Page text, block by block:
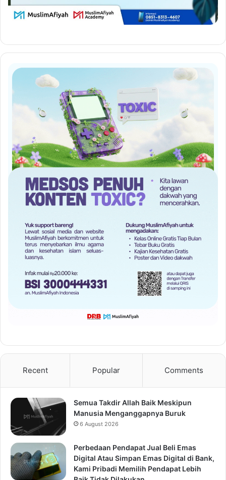
Recent Popular Comments
Semua Takdir Allah Baik Meskipun
Manusia Menganggapnya Buruk
6 August 2026
Perbedaan Pendapat Jual Beli Emas
Digital Atau Simpan Emas Digital di Bank,
Kami Pribadi Memilih Pendapat Lebih